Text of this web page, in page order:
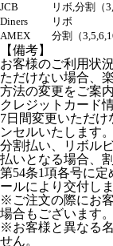
JCB
リボ,分割（
Diners
リボ
AMEX
分割（
【備考】
お客様のご利用状
ただけない場合、
方法の変更をご案
クレジットカード
7日間変更いただ
ンセルいたします。
分割払い、リボル
払いとなる場合、
第54条1項各号に
ールにより交付しま
※ご注文の際にお
場合もございます。
※お客様と異なる
せん。